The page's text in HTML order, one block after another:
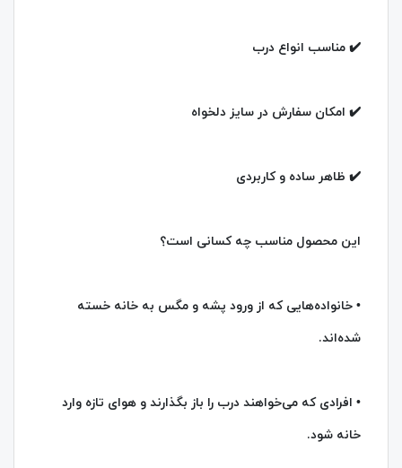
✔️ مناسب انواع درب
✔️ امکان سفارش در سایز دلخواه
✔️ ظاهر ساده و کاربردی
این محصول مناسب چه کسانی است؟
• خانواده‌هایی که از ورود پشه و مگس به خانه خسته
شده‌اند.
• افرادی که می‌خواهند درب را باز بگذارند و هوای تازه وارد
خانه شود.